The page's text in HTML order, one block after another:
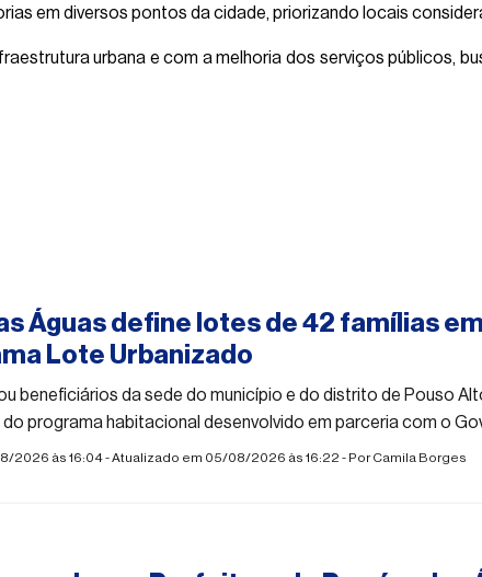
em diversos pontos da cidade, priorizando locais
urbana e com a melhoria dos serviços públicos,
Águas define lotes de 42 famílias
Lote Urbanizado
beneficiários da sede do município e do distrito de Pouso
programa habitacional desenvolvido em parceria com o
2026 às 16:04 - Atualizado em 05/08/2026 às 16:22 - PorCamila Borges